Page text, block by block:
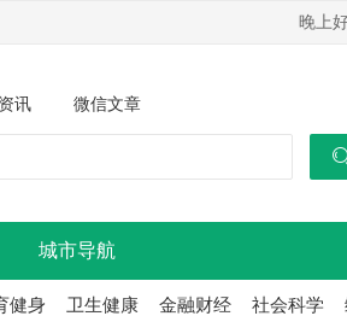
晚上
讯 微信文章
城市导航
健身 卫生健康 金融财经 社会科学